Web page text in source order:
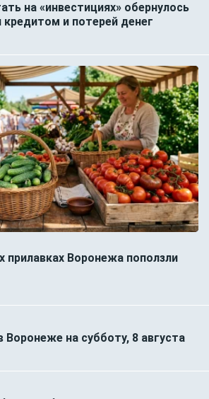
на «инвестициях» обернулось
и потерей денег
Воронежа поползли
Воронеже на субботу, 8 августа